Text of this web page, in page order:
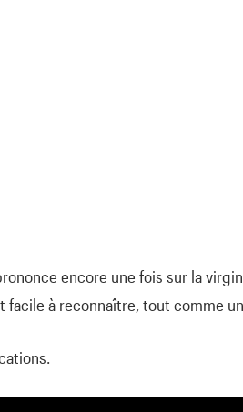
encore une fois sur la
facile à reconnaître, tout comme